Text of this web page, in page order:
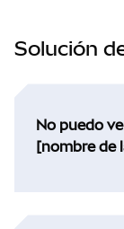
Solución
No puedo
[nombre de